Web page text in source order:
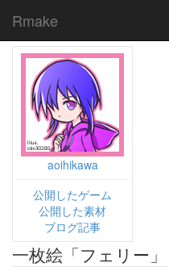
Rmake
aoihikawa
公開したゲーム
公開した素材
ブログ記事
一枚絵「フェリー」